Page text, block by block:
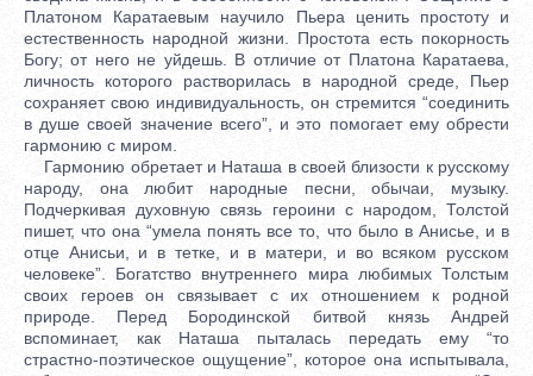
Платоном Каратаевым научило Пьера ценить простоту и
естественность народной жизни. Простота есть покорность
Богу; от него не уйдешь. В отличие от Платона Каратаева,
личность которого растворилась в народной среде, Пьер
сохраняет свою индивидуальность, он стремится “соединить
в душе своей значение всего”, и это помогает ему обрести
гармонию с миром.
Гармонию обретает и Наташа в своей близости к русскому
народу, она любит народные песни, обычаи, музыку.
Подчеркивая духовную связь героини с народом, Толстой
пишет, что она “умела понять все то, что было в Анисье, и в
отце Анисьи, и в тетке, и в матери, и во всяком русском
человеке”. Богатство внутреннего мира любимых Толстым
своих героев он связывает с их отношением к родной
природе. Перед Бородинской битвой князь Андрей
вспоминает, как Наташа пыталась передать ему “то
страстно-поэтическое ощущение”, которое она испытывала,